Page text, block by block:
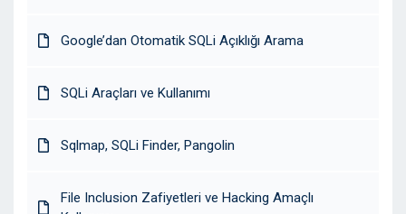
Google’dan Otomatik SQLi Açıklığı Arama
SQLi Araçları ve Kullanımı
Sqlmap, SQLi Finder, Pangolin
File Inclusion Zafiyetleri ve Hacking Amaçlı